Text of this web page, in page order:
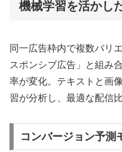
機械学習を活かし
同一広告枠内で複数バリ
スポンシブ広告」と組み
率が変化。テキストと画
習が分析し、最適な配信
コンバージョン予測